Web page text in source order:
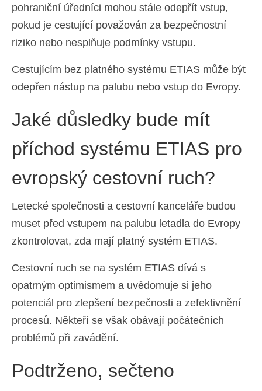
pohraniční úředníci mohou stále odepřít vstup,
pokud je cestující považován za bezpečnostní
riziko nebo nesplňuje podmínky vstupu.
Cestujícím bez platného systému ETIAS může být
odepřen nástup na palubu nebo vstup do Evropy.
Jaké důsledky bude mít
příchod systému ETIAS pro
evropský cestovní ruch?
Letecké společnosti a cestovní kanceláře budou
muset před vstupem na palubu letadla do Evropy
zkontrolovat, zda mají platný systém ETIAS.
Cestovní ruch se na systém ETIAS dívá s
opatrným optimismem a uvědomuje si jeho
potenciál pro zlepšení bezpečnosti a zefektivnění
procesů. Někteří se však obávají počátečních
problémů při zavádění.
Podtrženo, sečteno